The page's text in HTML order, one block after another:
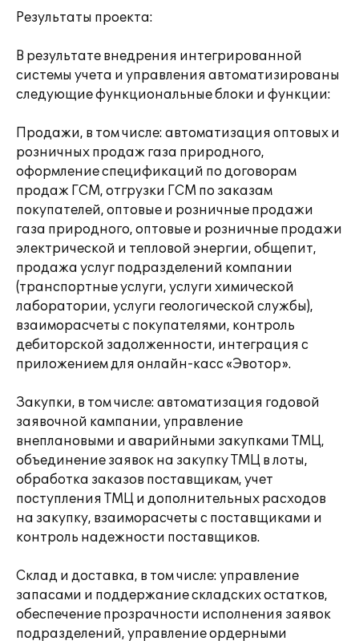
Результаты проекта:
В результате внедрения интегрированной
системы учета и управления автоматизированы
следующие функциональные блоки и функции:
Продажи, в том числе: автоматизация оптовых и
розничных продаж газа природного,
оформление спецификаций по договорам
продаж ГСМ, отгрузки ГСМ по заказам
покупателей, оптовые и розничные продажи
газа природного, оптовые и розничные продажи
электрической и тепловой энергии, общепит,
продажа услуг подразделений компании
(транспортные услуги, услуги химической
лаборатории, услуги геологической службы),
взаиморасчеты с покупателями, контроль
дебиторской задолженности, интеграция с
приложением для онлайн-касс «Эвотор».
Закупки, в том числе: автоматизация годовой
заявочной кампании, управление
внеплановыми и аварийными закупками ТМЦ,
объединение заявок на закупку ТМЦ в лоты,
обработка заказов поставщикам, учет
поступления ТМЦ и дополнительных расходов
на закупку, взаиморасчеты с поставщиками и
контроль надежности поставщиков.
Склад и доставка, в том числе: управление
запасами и поддержание складских остатков,
обеспечение прозрачности исполнения заявок
подразделений, управление ордерными